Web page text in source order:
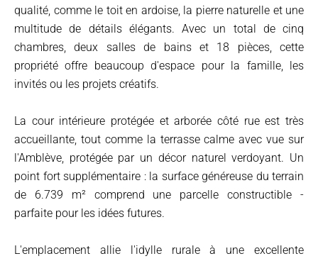
qualité, comme le toit en ardoise, la pierre naturelle et une
multitude de détails élégants. Avec un total de cinq
chambres, deux salles de bains et 18 pièces, cette
propriété offre beaucoup d'espace pour la famille, les
invités ou les projets créatifs.
La cour intérieure protégée et arborée côté rue est très
accueillante, tout comme la terrasse calme avec vue sur
l'Amblève, protégée par un décor naturel verdoyant. Un
point fort supplémentaire : la surface généreuse du terrain
de 6.739 m² comprend une parcelle constructible -
parfaite pour les idées futures.
L'emplacement allie l'idylle rurale à une excellente